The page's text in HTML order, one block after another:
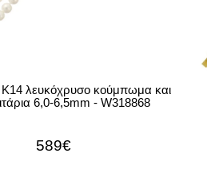
Κ14 λευκόχρυσο κούμπωμα και
6,0-6,5mm - W318868
589€